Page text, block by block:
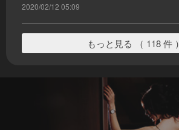
2020/02/12 05:09
もっと見る （ 118 件 ）